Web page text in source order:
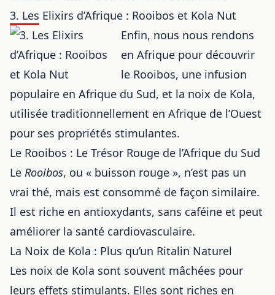
3. Les Elixirs d’Afrique : Rooibos et Kola Nut
Enfin, nous nous rendons
en Afrique pour découvrir
le Rooibos, une infusion
populaire en Afrique du Sud, et la noix de Kola,
utilisée traditionnellement en Afrique de l’Ouest
pour ses propriétés stimulantes.
Le Rooibos : Le Trésor Rouge de l’Afrique du Sud
Le Rooibos, ou « buisson rouge », n’est pas un
vrai thé, mais est consommé de façon similaire.
Il est riche en antioxydants, sans caféine et peut
améliorer la santé cardiovasculaire.
La Noix de Kola : Plus qu’un Ritalin Naturel
Les noix de Kola sont souvent mâchées pour
leurs effets stimulants. Elles sont riches en